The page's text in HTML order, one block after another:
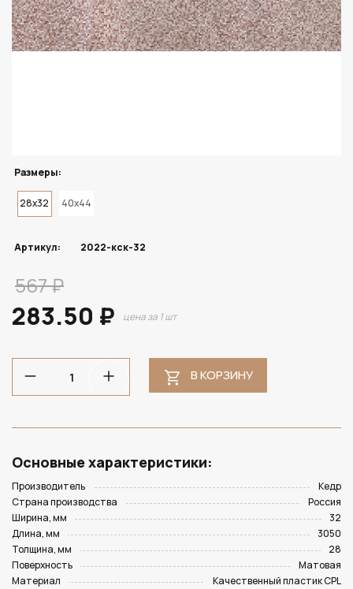
Размеры:
28x32 40x44
Артикул: 2022-кск-32
567 ₽
283.50 ₽ цена за 1 шт
В КОРЗИНУ
Основные характеристики:
Производитель
Кедр
Страна производства
Россия
Ширина, мм
32
Длина, мм
3050
Толщина, мм
28
Поверхность
Матовая
Материал
Качественный пластик CPL